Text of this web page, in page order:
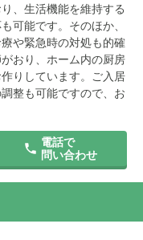
、生活機能を維持する
可能です。そのほか、
や緊急時の対処も的確
おり、ホーム内の厨房
りしています。ご入居
整も可能ですので、お
電話で
問い合わせ